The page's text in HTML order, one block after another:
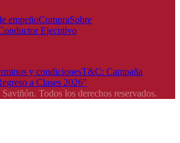
empeñoCompraSobre
Ejecutivo
y condicionesT&C: Campaña
a Clases 2026"
Todos los derechos reservados.